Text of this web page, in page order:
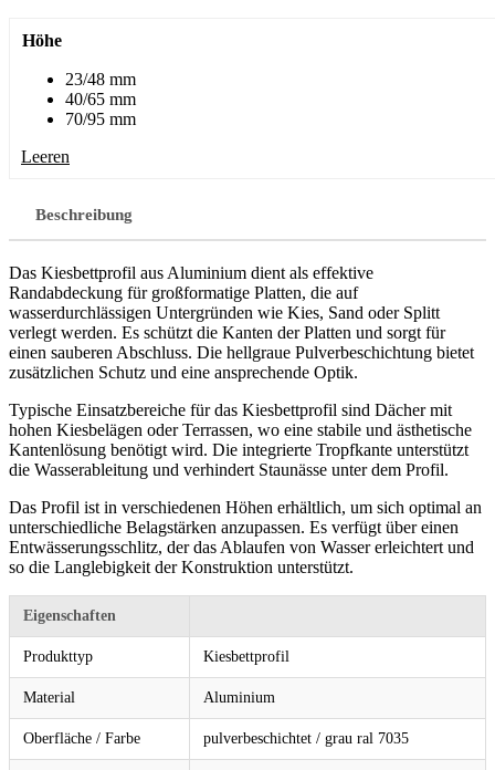
Höhe
23/48 mm
40/65 mm
70/95 mm
Leeren
Beschreibung
Das Kiesbettprofil aus Aluminium dient als effektive
Randabdeckung für großformatige Platten, die auf
wasserdurchlässigen Untergründen wie Kies, Sand oder Splitt
verlegt werden. Es schützt die Kanten der Platten und sorgt für
einen sauberen Abschluss. Die hellgraue Pulverbeschichtung bietet
zusätzlichen Schutz und eine ansprechende Optik.
Typische Einsatzbereiche für das Kiesbettprofil sind Dächer mit
hohen Kiesbelägen oder Terrassen, wo eine stabile und ästhetische
Kantenlösung benötigt wird. Die integrierte Tropfkante unterstützt
die Wasserableitung und verhindert Staunässe unter dem Profil.
Das Profil ist in verschiedenen Höhen erhältlich, um sich optimal an
unterschiedliche Belagstärken anzupassen. Es verfügt über einen
Entwässerungsschlitz, der das Ablaufen von Wasser erleichtert und
so die Langlebigkeit der Konstruktion unterstützt.
Eigenschaften
Produkttyp Kiesbettprofil
Material Aluminium
Oberfläche / Farbe pulverbeschichtet / grau ral 7035